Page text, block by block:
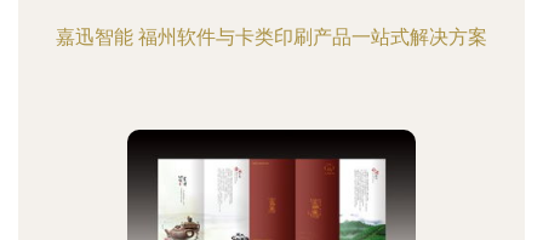
嘉迅智能 福州软件与卡类印刷产品一站式解决方案